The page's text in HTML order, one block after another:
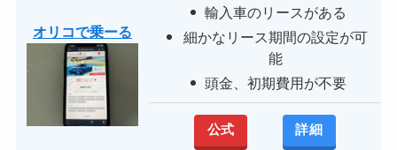
オリコで乗ーる
輸入車のリースがある
細かなリース期間の設定が可
能
頭金、初期費用が不要
公式 詳細